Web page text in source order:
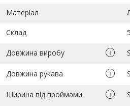
Матеріал
Склад
Довжина виробу
Довжина рукава
Ширина під проймами